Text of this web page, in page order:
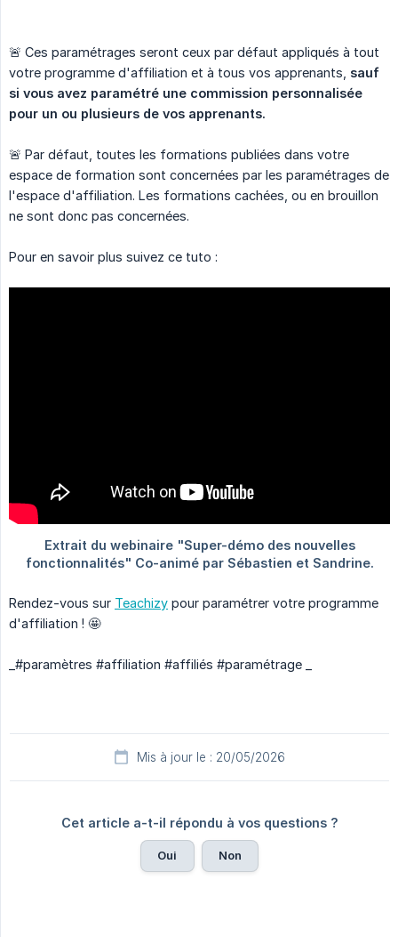
🚨 Ces paramétrages seront ceux par défaut appliqués à tout
votre programme d'affiliation et à tous vos apprenants, sauf
si vous avez paramétré une commission personnalisée
pour un ou plusieurs de vos apprenants.
🚨 Par défaut, toutes les formations publiées dans votre
espace de formation sont concernées par les paramétrages de
l'espace d'affiliation. Les formations cachées, ou en brouillon
ne sont donc pas concernées.
Pour en savoir plus suivez ce tuto :
Rendez-vous sur Teachizy pour paramétrer votre programme
d'affiliation ! 🤩
_#paramètres #affiliation #affiliés #paramétrage _
Mis à jour le : 20/05/2026
Cet article a-t-il répondu à vos questions ?
Oui Non